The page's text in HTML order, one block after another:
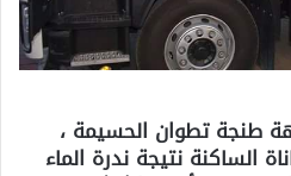
طنجة تطوان الحسيمة ،
الساكنة نتيجة ندرة الماء